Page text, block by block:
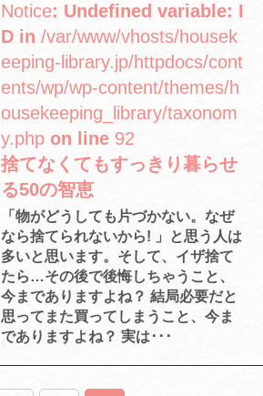
Notice: Undefined variable: I
D in /var/www/vhosts/housek
eeping-library.jp/httpdocs/cont
ents/wp/wp-content/themes/h
ousekeeping_library/taxonom
y.php on line 92
捨てなくてもすっきり暮らせ
る50の智恵
「物がどうしても片づかない。なぜ
なら捨てられないから! 」と思う人は
多いと思います。そして、イザ捨て
たら…その後で後悔しちゃうこと、
今までありますよね？ 結局必要だと
思ってまた買ってしまうこと、今ま
でありますよね？ 実は･･･